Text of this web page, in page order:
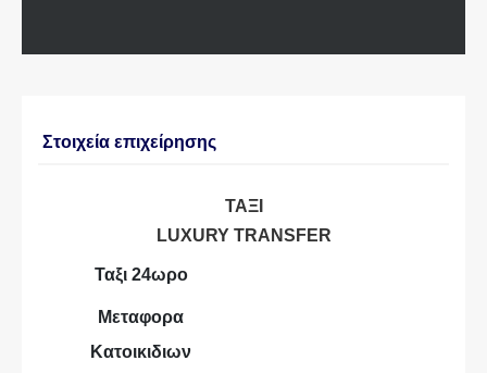
Στοιχεία επιχείρησης
ΤΑΞΙ
LUXURY TRANSFER
Ταξι 24ωρο
Μεταφορα
Κατοικιδιων